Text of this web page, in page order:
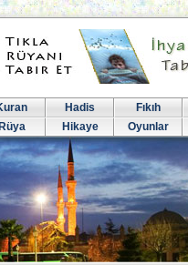
Hadis Fıkıh
Rüya Hikaye Oyunlar